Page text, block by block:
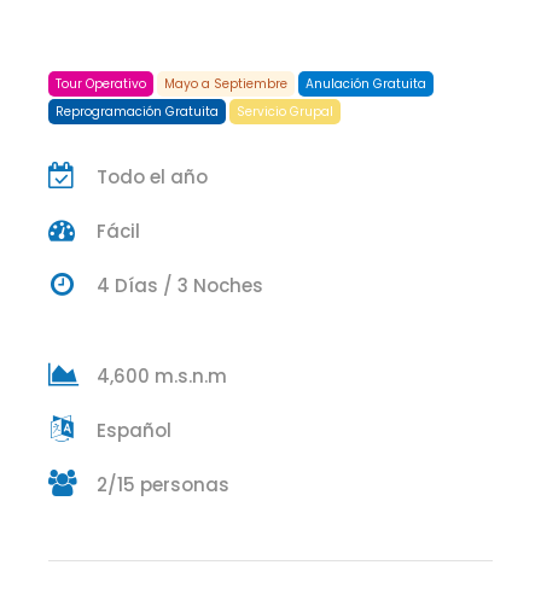
Tour Operativo Mayo a Septiembre
Anulación Gratuita
Reprogramación Gratuita
Servicio Grupal
Todo el año
Fácil
4 Días / 3 Noches
4,600 m.s.n.m
Español
2/15 personas